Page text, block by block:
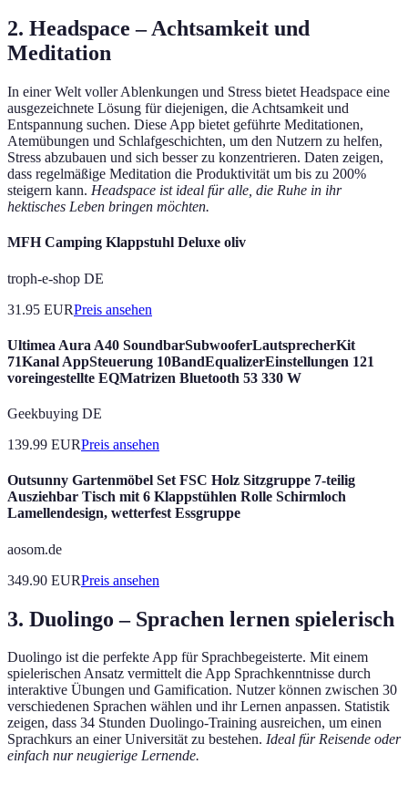
2. Headspace – Achtsamkeit und
Meditation
In einer Welt voller Ablenkungen und Stress bietet Headspace eine
ausgezeichnete Lösung für diejenigen, die Achtsamkeit und
Entspannung suchen. Diese App bietet geführte Meditationen,
Atemübungen und Schlafgeschichten, um den Nutzern zu helfen,
Stress abzubauen und sich besser zu konzentrieren. Daten zeigen,
dass regelmäßige Meditation die Produktivität um bis zu 200%
steigern kann. Headspace ist ideal für alle, die Ruhe in ihr
hektisches Leben bringen möchten.
MFH Camping Klappstuhl Deluxe oliv
troph-e-shop DE
31.95 EURPreis ansehen
Ultimea Aura A40 SoundbarSubwooferLautsprecherKit
71Kanal AppSteuerung 10BandEqualizerEinstellungen 121
voreingestellte EQMatrizen Bluetooth 53 330 W
Geekbuying DE
139.99 EURPreis ansehen
Outsunny Gartenmöbel Set FSC Holz Sitzgruppe 7-teilig
Ausziehbar Tisch mit 6 Klappstühlen Rolle Schirmloch
Lamellendesign, wetterfest Essgruppe
aosom.de
349.90 EURPreis ansehen
3. Duolingo – Sprachen lernen spielerisch
Duolingo ist die perfekte App für Sprachbegeisterte. Mit einem
spielerischen Ansatz vermittelt die App Sprachkenntnisse durch
interaktive Übungen und Gamification. Nutzer können zwischen 30
verschiedenen Sprachen wählen und ihr Lernen anpassen. Statistik
zeigen, dass 34 Stunden Duolingo-Training ausreichen, um einen
Sprachkurs an einer Universität zu bestehen. Ideal für Reisende oder
einfach nur neugierige Lernende.